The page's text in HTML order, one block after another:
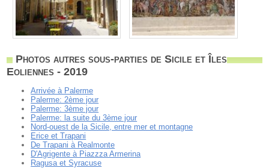
Photos autres sous-parties de Sicile et Îles
Eoliennes - 2019
Arrivée à Palerme
Palerme: 2ème jour
Palerme: 3ème jour
Palerme: la suite du 3ème jour
Nord-ouest de la Sicile, entre mer et montagne
Erice et Trapani
De Trapani à Realmonte
D'Agrigente à Piazzza Armerina
Ragusa et Syracuse